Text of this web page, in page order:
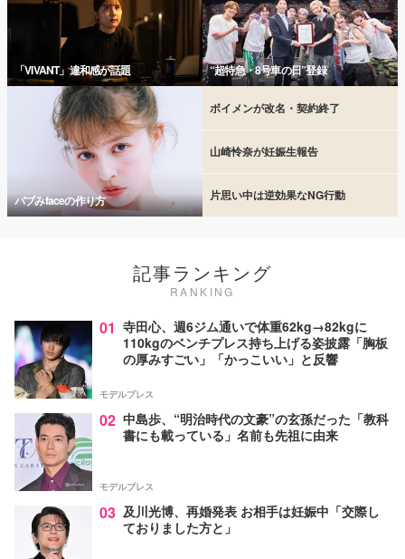
「VIVANT」違和感が話題 “超特急・8号車の日”登録
バブみfaceの作り方
ボイメンが改名・契約終了
山崎怜奈が妊娠生報告
片思い中は逆効果なNG行動
記事ランキング
RANKING
01 寺田心、週6ジム通いで体重62kg→82kgに
110kgのベンチプレス持ち上げる姿披露「胸板
の厚みすごい」「かっこいい」と反響
モデルプレス
02 中島歩、“明治時代の文豪”の玄孫だった「教科
書にも載っている」名前も先祖に由来
モデルプレス
03 及川光博、再婚発表 お相手は妊娠中「交際し
ておりました方と」